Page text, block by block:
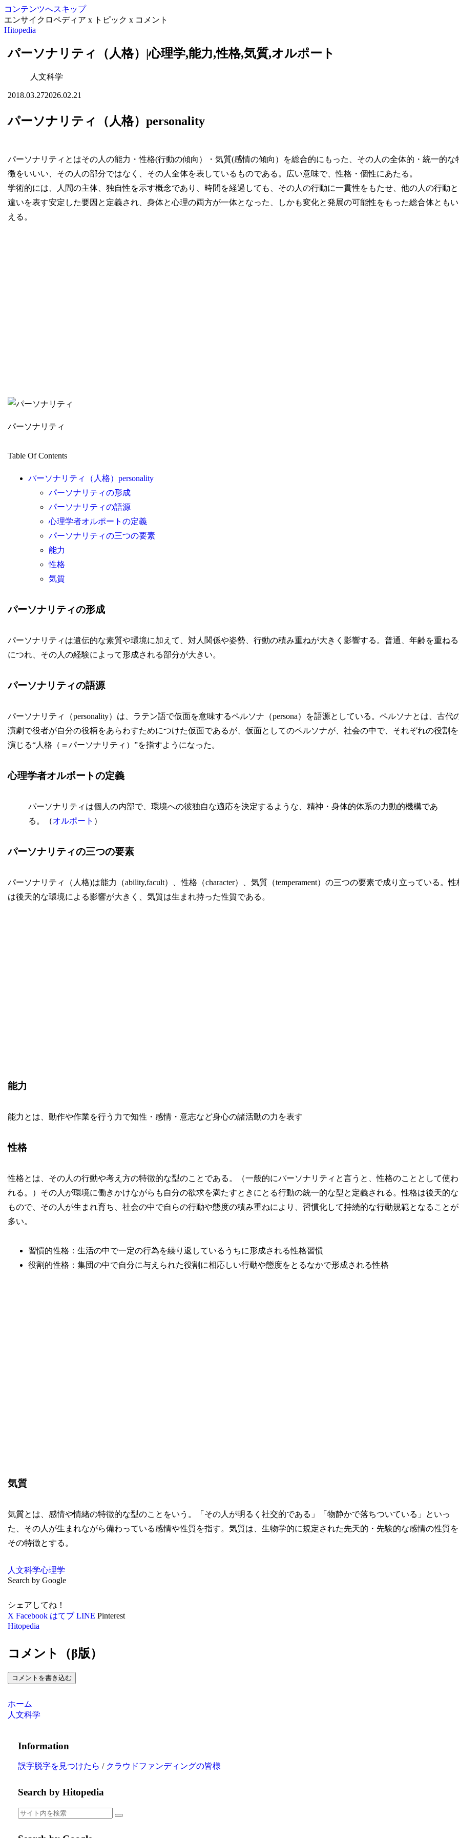
コンテンツへスキップ
エンサイクロペディア x トピック x コメント
Hitopedia
パーソナリティ（人格）|心理学,能力,性格,気質,オルポート
人文科学
2018.03.272026.02.21
パーソナリティ（人格）personality
パーソナリティとはその人の能力・性格(行動の傾向）・気質(感情の傾向）を総合的にもった、その人の全体的・統一的な
徴をいいい、その人の部分ではなく、その人全体を表しているものである。広い意味で、性格・個性にあたる。
学術的には、人間の主体、独自性を示す概念であり、時間を経過しても、その人の行動に一貫性をもたせ、他の人の行動と
違いを表す安定した要因と定義され、身体と心理の両方が一体となった、しかも変化と発展の可能性をもった総合体ともい
える。
パーソナリティ
Table Of Contents
パーソナリティ（人格）personality
パーソナリティの形成
パーソナリティの語源
心理学者オルポートの定義
パーソナリティの三つの要素
能力
性格
気質
パーソナリティの形成
パーソナリティは遺伝的な素質や環境に加えて、対人関係や姿勢、行動の積み重ねが大きく影響する。普通、年齢を重ねる
につれ、その人の経験によって形成される部分が大きい。
パーソナリティの語源
パーソナリティ（personality）は、ラテン語で仮面を意味するペルソナ（persona）を語源としている。ペルソナとは、古代
演劇で役者が自分の役柄をあらわすためにつけた仮面であるが、仮面としてのペルソナが、社会の中で、それぞれの役割を
演じる“人格（＝パーソナリティ）”を指すようになった。
心理学者オルポートの定義
パーソナリティは個人の内部で、環境への彼独自な適応を決定するような、精神・身体的体系の力動的機構であ
る。（オルポート ）
パーソナリティの三つの要素
パーソナリティ（人格)は能力（ability,facult）、性格（character）、気質（temperament）の三つの要素で成り立っている。性
は後天的な環境による影響が大きく、気質は生まれ持った性質である。
能力
能力とは、動作や作業を行う力で知性・感情・意志など身心の諸活動の力を表す
性格
性格とは、その人の行動や考え方の特徴的な型のことである。（一般的にパーソナリティと言うと、性格のこととして使わ
れる。）その人が環境に働きかけながらも自分の欲求を満たすときにとる行動の統一的な型と定義される。性格は後天的な
もので、その人が生まれ育ち、社会の中で自らの行動や態度の積み重ねにより、習慣化して持続的な行動規範となることが
多い。
習慣的性格：生活の中で一定の行為を繰り返しているうちに形成される性格習慣
役割的性格：集団の中で自分に与えられた役割に相応しい行動や態度をとるなかで形成される性格
気質
気質とは、感情や情緒の特徴的な型のことをいう。「その人が明るく社交的である」「物静かで落ちついている」といっ
た、その人が生まれながら備わっている感情や性質を指す。気質は、生物学的に規定された先天的・先験的な感情の性質を
その特徴とする。
人文科学心理学
Search by Google
シェアしてね！
X Facebook はてブ LINE Pinterest
Hitopedia
コメント（β版）
コメントを書き込む
ホーム
人文科学
Information
誤字脱字を見つけたら / クラウドファンディングの皆様
Search by Hitopedia